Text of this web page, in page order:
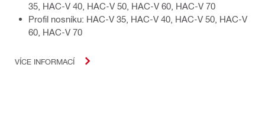
35, HAC-V 40, HAC-V 50, HAC-V 60, HAC-V 70
Profil nosníku: HAC-V 35, HAC-V 40, HAC-V 50, HAC-V
60, HAC-V 70
VÍCE INFORMACÍ